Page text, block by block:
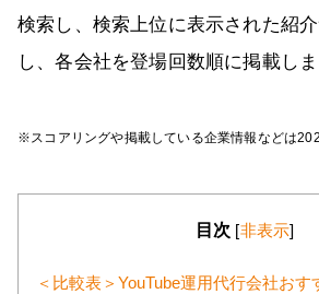
検索し、検索上位に表示された紹
し、各会社を登場回数順に掲載しま
※スコアリングや掲載している企業情報などは
目次 [非表示]
＜比較表＞YouTube運用代行会社おす